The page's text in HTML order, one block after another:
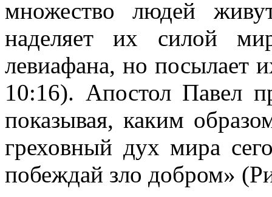
множество людей
наделяет их силой
левиафана, но посылает
10:16). Апостол Павел
показывая, каким
греховный дух мира
побеждай зло добром»